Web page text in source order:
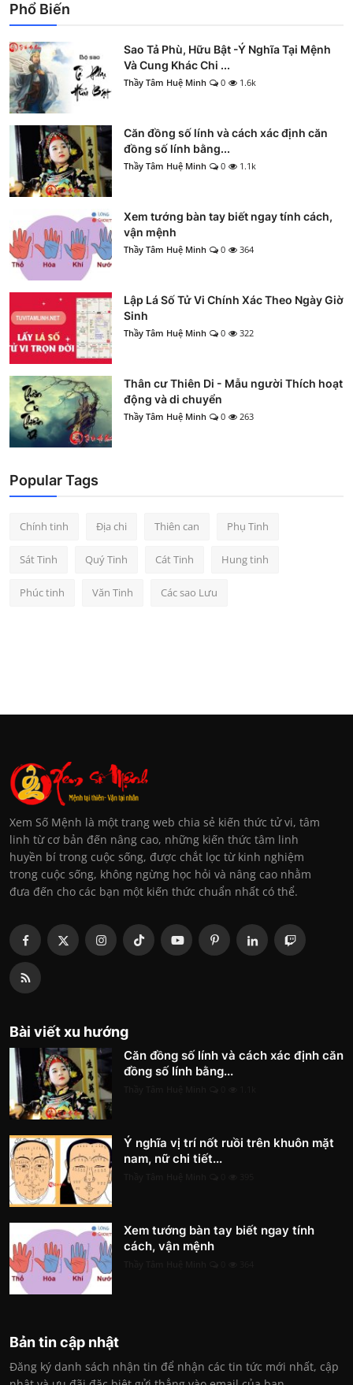
Phổ Biến
Sao Tả Phù, Hữu Bật -Ý Nghĩa Tại Mệnh
Và Cung Khác Chi ...
Thầy Tâm Huệ Minh 0 1.6k
Căn đồng số lính và cách xác định căn
đồng số lính bằng...
Thầy Tâm Huệ Minh 0 1.1k
Xem tướng bàn tay biết ngay tính cách,
vận mệnh
Thầy Tâm Huệ Minh 0 364
Lập Lá Số Tử Vi Chính Xác Theo Ngày Giờ
Sinh
Thầy Tâm Huệ Minh 0 322
Thân cư Thiên Di - Mẫu người Thích hoạt
động và di chuyển
Thầy Tâm Huệ Minh 0 263
Popular Tags
Chính tinh Địa chi Thiên can Phụ Tinh
Sát Tinh Quý Tinh Cát Tinh Hung tinh
Phúc tinh Văn Tinh Các sao Lưu
Xem Số Mệnh là một trang web chia sẻ kiến thức tử vi, tâm
linh từ cơ bản đến nâng cao, những kiến thức tâm linh
huyền bí trong cuộc sống, được chắt lọc từ kinh nghiệm
trong cuộc sống, không ngừng học hỏi và nâng cao nhằm
đưa đến cho các bạn một kiến thức chuẩn nhất có thể.
Bài viết xu hướng
Căn đồng số lính và cách xác định căn
đồng số lính bằng...
Ý nghĩa vị trí nốt ruồi trên khuôn mặt
nam, nữ chi tiết...
Xem tướng bàn tay biết ngay tính
cách, vận mệnh
Bản tin cập nhật
Đăng ký danh sách nhận tin để nhận các tin tức mới nhất, cập